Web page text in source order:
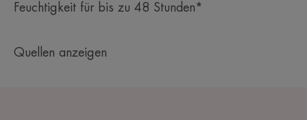
Feuchtigkeit für bis zu 48 Stunden*
Quellen anzeigen